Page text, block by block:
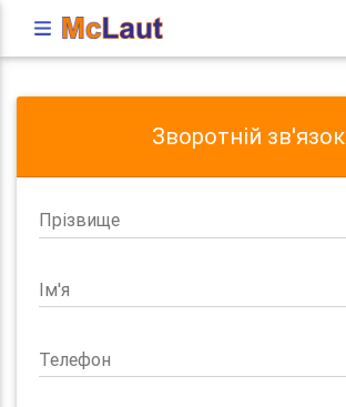
Зворотній зв'язок
Прізвище
Ім'я
Телефон